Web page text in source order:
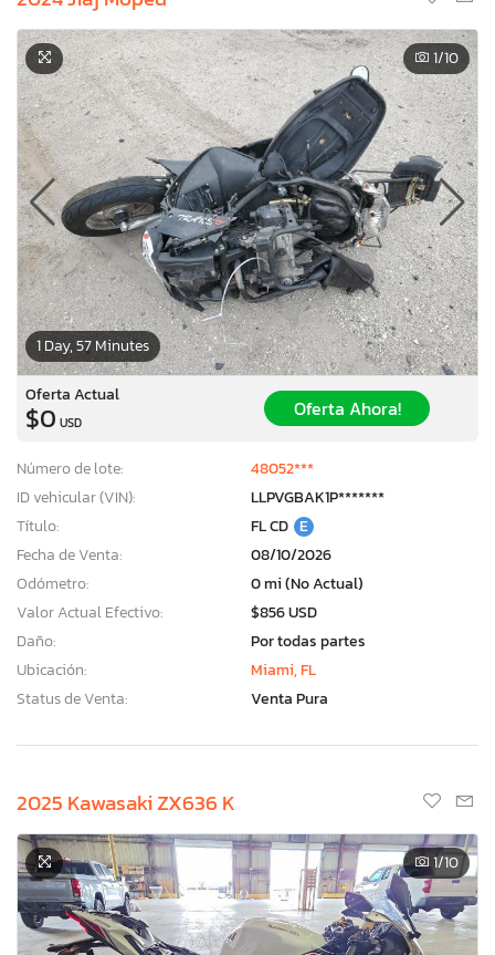
1 Day, 57 Minutes
1/10
Oferta Actual
$0 USD
Oferta Ahora!
Número de lote:
48052***
ID vehicular (VIN):
LLPVGBAK1P*******
Título:
FL CD E
Fecha de Venta:
08/10/2026
Odómetro:
0 mi (No Actual)
Valor Actual Efectivo:
$856 USD
Daño:
Por todas partes
Ubicación:
Miami, FL
Status de Venta:
Venta Pura
2025 Kawasaki ZX636 K
1/10